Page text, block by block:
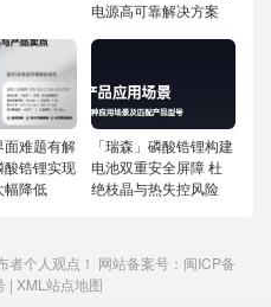
电源高可靠解决方案
面难题有解
酸锆锂实现
幅降低
「瑞森」磷酸锆锂构建
电池双重安全屏障 杜
绝枝晶与热失控风险
个人观点！ 网站备案号： 闽ICP备
| XML站点地图